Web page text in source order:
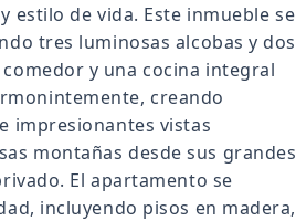
estilo de vida. Este inmueble se
tres luminosas alcobas y dos
y una cocina integral
creando
impresionantes vistas
montañas desde sus grandes
El apartamento se
incluyendo pisos en madera,